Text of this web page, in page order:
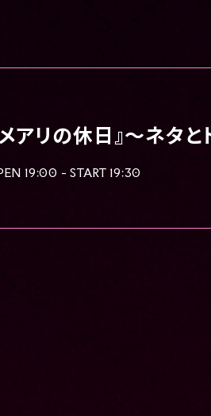
メアリの休日』〜ネタと
19:00 - START 19:30